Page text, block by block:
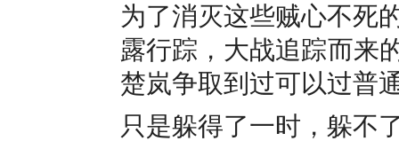
为了消灭这些贼心不死
露行踪，大战追踪而来
楚岚争取到过可以过普
只是躲得了一时，躲不